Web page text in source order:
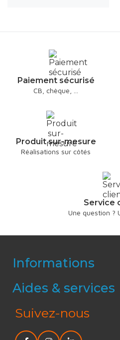
Paiement sécurisé
CB, chèque, ...
Produit sur-mesure
Réalisations sur côtés
Service
Une question ?
Informations
Aides & services
Suivez-nous